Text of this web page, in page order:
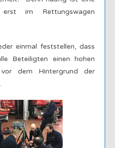
erst im Rettungswagen
einmal feststellen, dass
Beteiligten einen hohen
dem Hintergrund der